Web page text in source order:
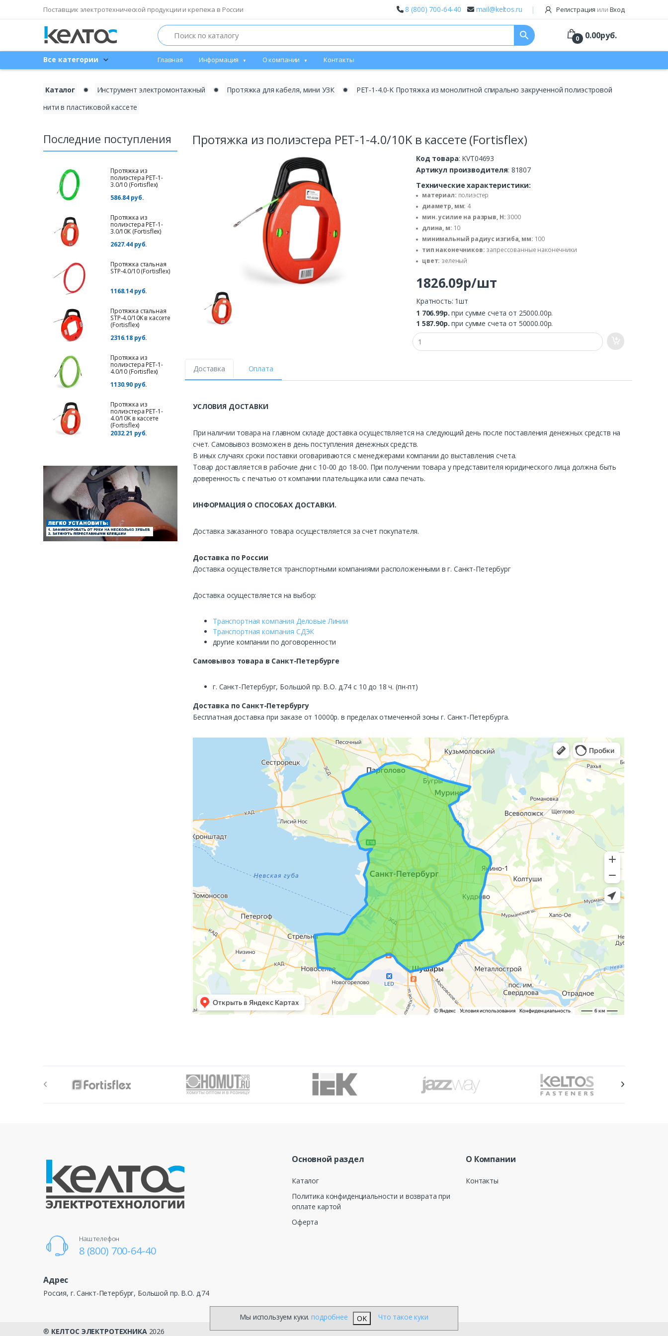
Поставщик электротехнической продукции и крепежа в России 8 (800) 700-64-40 mail@keltos.ru Регистрация или Вход
Search search 0 0.00руб.
Все категории Главная Информация О компании Контакты
Каталог ✹ Инструмент электромонтажный ✹ Протяжка для кабеля, мини УЗК ✹
PET-1-4.0-K Протяжка из монолитной спирально закрученной полиэстровой
нити в пластиковой кассете
Последние поступления
Протяжка из
полиэстера PET-1-
3.0/10 (Fortisflex)
586.84 руб.
Протяжка из
полиэстера PET-1-
3.0/10К (Fortisflex)
2627.44 руб.
Протяжка стальная
STP-4.0/10 (Fortisflex)
1168.14 руб.
Протяжка стальная
STP-4.0/10K в кассете
(Fortisflex)
2316.18 руб.
Протяжка из
полиэстера PET-1-
4.0/10 (Fortisflex)
1130.90 руб.
Протяжка из
полиэстера PET-1-
4.0/10K в кассете
(Fortisflex)
2032.21 руб.
Протяжка из полиэстера PET-1-4.0/10K в кассете (Fortisflex)
Код товара: KVT04693
Артикул производителя: 81807
Технические характеристики:
материал: полиэстер
диаметр, мм: 4
мин. усилие на разрыв, Н:3000
длина, м: 10
минимальный радиус изгиба, мм: 100
тип наконечников: запрессованные наконечники
цвет: зеленый
1826.09р/шт
Кратность: 1шт
1 706.99р.при сумме счета от 25000.00р.
1 587.90р.при сумме счета от 50000.00р.
Доставка Оплата
УСЛОВИЯ ДОСТАВКИ
При наличии товара на главном складе доставка осуществляется на следующий день после поставления денежных средств на
счет. Самовывоз возможен в день поступления денежных средств.
В иных случаях сроки поставки оговариваются с менеджерами компании до выставления счета.
Товар доставляется в рабочие дни с 10-00 до 18-00. При получении товара у представителя юридического лица должна быть
доверенность с печатью от компании плательщика или сама печать.
ИНФОРМАЦИЯ О СПОСОБАХ ДОСТАВКИ.
Доставка заказанного товара осуществляется за счет покупателя.
Доставка по России
Доставка осуществляется транспортными компаниями расположенными в г. Санкт-Петербург
Доставка осуществляется на выбор:
Транспортная компания Деловые Линии
Транспортная компания СДЭК
другие компании по договоренности
Самовывоз товара в Санкт-Петербурге
г. Санкт-Петербург, Большой пр. В.О. д.74 с 10 до 18 ч. (пн-пт)
Доставка по Санкт-Петербургу
Бесплатная доставка при заказе от 10000р. в пределах отмеченной зоны г. Санкт-Петербурга.
Наш телефон
8 (800) 700-64-40
Адрес
Россия, г. Санкт-Петербург, Большой пр. В.О. д.74
Основной раздел
Каталог
Политика конфиденциальности и возврата при
оплате картой
Оферта
О Компании
Контакты
® КЕЛТОС ЭЛЕКТРОТЕХНИКА2026
Мы используем куки.подробнее OK Что такое куки